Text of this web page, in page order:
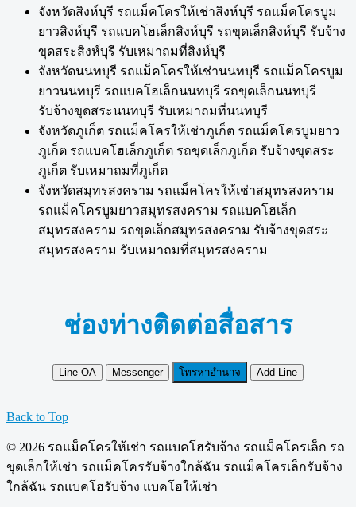
จังหวัดสิงห์บุรี รถแม็คโครให้เช่าสิงห์บุรี รถแม็คโครบูม
ยาวสิงห์บุรี รถแบคโฮเล็กสิงห์บุรี รถขุดเล็กสิงห์บุรี รับจ้าง
ขุดสระสิงห์บุรี รับเหมาถมที่สิงห์บุรี
จังหวัดนนทบุรี รถแม็คโครให้เช่านนทบุรี รถแม็คโครบูม
ยาวนนทบุรี รถแบคโฮเล็กนนทบุรี รถขุดเล็กนนทบุรี
รับจ้างขุดสระนนทบุรี รับเหมาถมที่นนทบุรี
จังหวัดภูเก็ต รถแม็คโครให้เช่าภูเก็ต รถแม็คโครบูมยาว
ภูเก็ต รถแบคโฮเล็กภูเก็ต รถขุดเล็กภูเก็ต รับจ้างขุดสระ
ภูเก็ต รับเหมาถมที่ภูเก็ต
จังหวัดสมุทรสงคราม รถแม็คโครให้เช่าสมุทรสงคราม
รถแม็คโครบูมยาวสมุทรสงคราม รถแบคโฮเล็ก
สมุทรสงคราม รถขุดเล็กสมุทรสงคราม รับจ้างขุดสระ
สมุทรสงคราม รับเหมาถมที่สมุทรสงคราม
ช่องท่างติดต่อสื่อสาร
Line OA Messenger โทรหาอำนาจ Add Line
Back to Top
© 2026 รถแม็คโครให้เช่า รถแบคโฮรับจ้าง รถแม็คโครเล็ก รถ
ขุดเล็กให้เช่า รถแม็คโครรับจ้างใกล้ฉัน รถแม็คโครเล็กรับจ้าง
ใกล้ฉัน รถแบคโฮรับจ้าง แบคโฮให้เช่า